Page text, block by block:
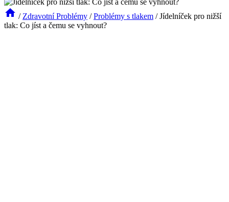
/ Zdravotní Problémy / Problémy s tlakem / Jídelníček pro nižší
tlak: Co jíst a čemu se vyhnout?